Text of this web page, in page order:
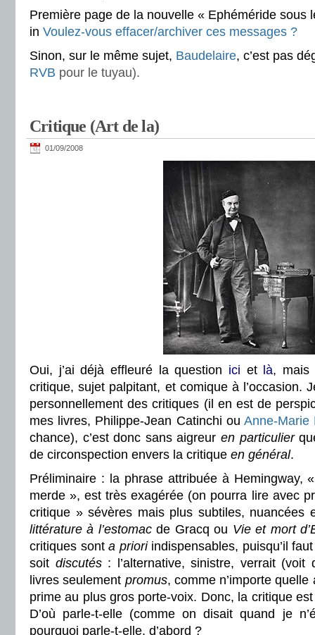
Première page de la nouvelle « Ephéméride sous
in Voulez-vous effacer/archiver ces messages ?
Sinon, sur le même sujet, Baudelaire, c’est pas
RVB pour le tuyau).
Critique (Art de la)
01/09/2008
Oui, j’ai déjà effleuré la question ici et là, mais
critique, sujet palpitant, et comique à l’occasion.
personnellement des critiques (il en est de
mes livres, Philippe-Jean Catinchi ouAnne-Marie
chance), c’est donc sans aigreur en particulier
de circonspection envers la critique en général.
Préliminaire : la phrase attribuée à Hemingway,
merde », est très exagérée (on pourra lire avec
critique » sévères mais plus subtiles, nuancées
littérature à l’estomacde Gracq ou Vie et mort
critiques sont a prioriindispensables, puisqu’il
soit discutés : l’alternative, sinistre, verrait
livres seulement promus, comme n’importe
prime au plus gros porte-voix. Donc, la critique
D’où parle-t-elle (comme on disait quand je
pourquoi parle-t-elle, d’abord ?